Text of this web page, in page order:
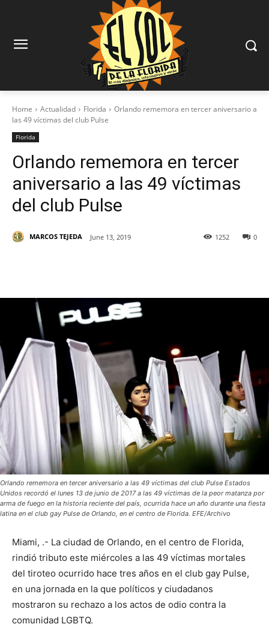
Home Actualidad Florida
Orlando rememora en tercer aniversario a
las 49 víctimas del club Pulse
Florida
Orlando rememora en tercer
aniversario a las 49 víctimas
del club Pulse
MARCOS TEJEDA June 13, 2019 0
1252
Orlando rememora en tercer aniversario a las 49 víctimas del club Pulse Estados
Unidos recordó el lunes 13 de junio de 2017 a las 49 víctimas de la peor matanza por
arma de fuego en la historia reciente del país, ocurrida hace un año durante una fiesta
latina en el club gay Pulse de Orlando, en el centro de Florida. EFE/Archivo
Miami, .- La ciudad de Orlando, en el centro de Florida,
rindió tributo este miércoles a las 49 víctimas mortales
del tiroteo ocurrido hace tres años en el club gay Pulse,
en una jornada en la que políticos y ciudadanos
mostraron su rechazo a los actos de odio contra la
comunidad LGBTQ.